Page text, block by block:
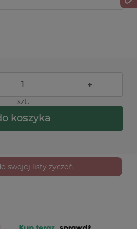
+
szt.
koszyka
swojej listy życzeń